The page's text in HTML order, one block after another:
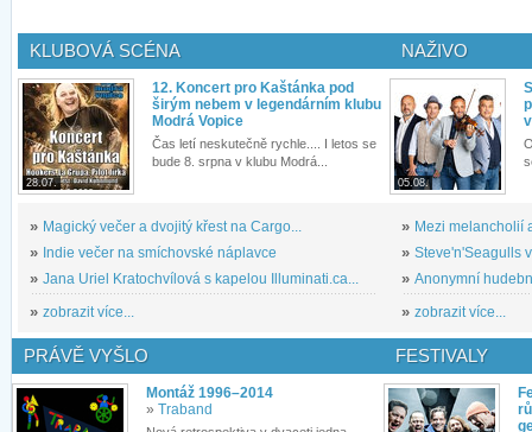
KLUBOVÁ SCÉNA
28.07.
12. Koncert pro Kaštánka pod
širým nebem v legendárním klubu
Modrá Vopice
Čas letí neskutečně rychle.... I letos se
bude 8. srpna v klubu Modrá...
» Magický večer a dvojitý křest na Cargo...
» Indie večer na smíchovské náplavce
» Jana Uriel Kratochvílová s kapelou Illuminati.ca...
» zobrazit více...
NAŽIVO
05.08.
» Mezi melancholií
» Steve'n'Seagulls
» Anonymní
» zobrazit více...
PRÁVĚ VYŠLO
Montáž 1996–2014
» Traband
FESTIVALY